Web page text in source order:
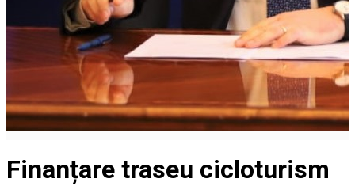
Finanțare traseu cicloturism